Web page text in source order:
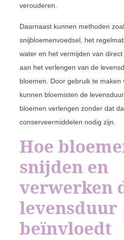
verouderen.
Daarnaast kunnen methoden
snijbloemenvoedsel, het
water en het vermijden van
aan het verlengen van de
bloemen. Door gebruik te maken
kunnen bloemisten de
bloemen verlengen zonder dat
conserveermiddelen nodig zijn.
Hoe
snijden en
verwerken
levensduur
beïnvloedt